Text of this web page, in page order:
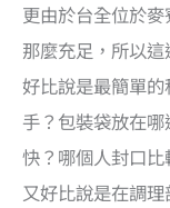
更由於台全位於
那麼充足，所以
好比說是最簡單
手？包裝袋放在
快？哪個人封口
又好比說是在調